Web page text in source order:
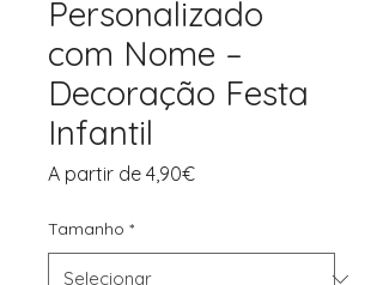
Personalizado
com Nome –
Decoração Festa
Infantil
A partir de 4,90€Preço
Tamanho *